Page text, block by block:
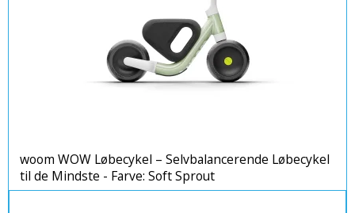
woom WOW Løbecykel – Selvbalancerende Løbecykel
til de Mindste - Farve: Soft Sprout